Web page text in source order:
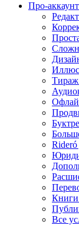
Про-аккаунт
Rideró
Книги
Все